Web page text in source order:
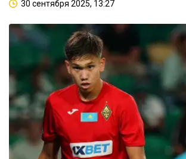
30 сентября 2025, 13:27